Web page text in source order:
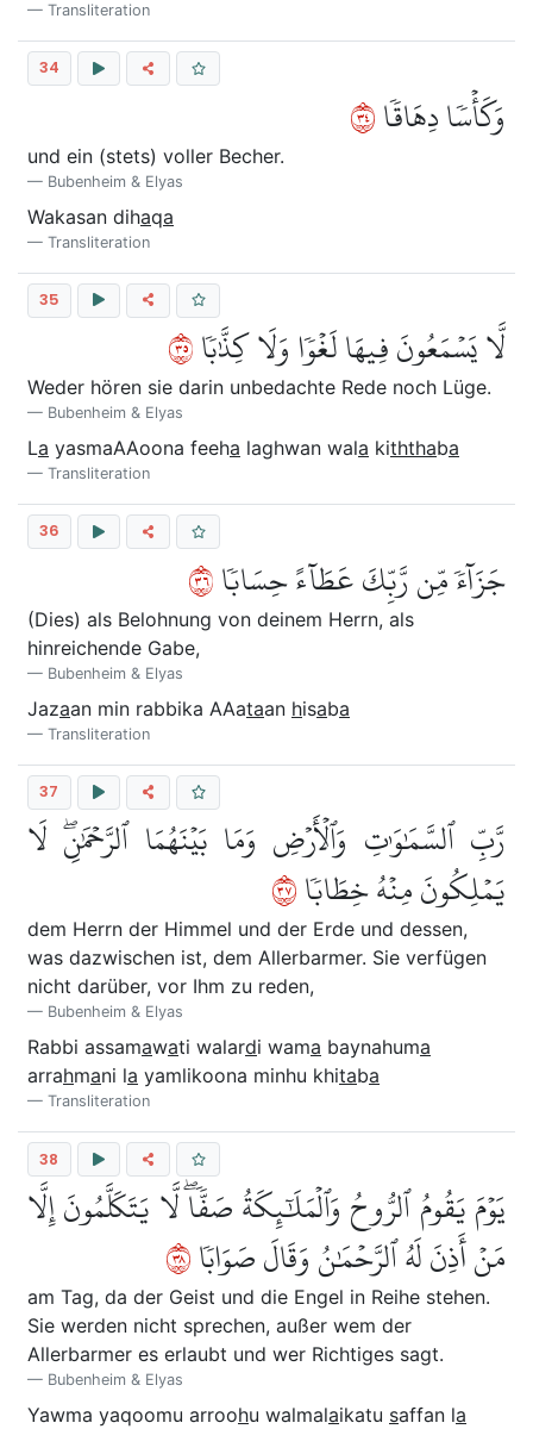
Transliteration
34
وَكَأۡسٗا دِهَاقٗا٤٣
und ein (stets) voller Becher.
Bubenheim & Elyas
Wakasan dihaqa
Transliteration
35
لَّا يَسۡمَعُونَ فِيهَا لَغۡوٗا وَلَا كِذَّٰبٗا٥٣
Weder hören sie darin unbedachte Rede noch Lüge.
Bubenheim & Elyas
La yasmaAAoona feeha laghwan wala kiththaba
Transliteration
36
جَزَآءٗ مِّن رَّبِّكَ عَطَآءً حِسَابٗا٦٣
(Dies) als Belohnung von deinem Herrn, als
hinreichende Gabe,
Bubenheim & Elyas
Jazaan min rabbika AAataan hisaba
Transliteration
37
رَّبِّ ٱلسَّمَٰوَٰتِ وَٱلۡأَرۡضِ وَمَا بَيۡنَهُمَا ٱلرَّحۡمَٰنِۖ لَا
يَمۡلِكُونَ مِنۡهُ خِطَابٗا٧٣
dem Herrn der Himmel und der Erde und dessen,
was dazwischen ist, dem Allerbarmer. Sie verfügen
nicht darüber, vor Ihm zu reden,
Bubenheim & Elyas
Rabbi assamawati walardi wama baynahuma
arrahmani la yamlikoona minhu khitaba
Transliteration
38
يَوۡمَ يَقُومُ ٱلرُّوحُ وَٱلۡمَلَٰٓئِكَةُ صَفّٗاۖ لَّا يَتَكَلَّمُونَ إِلَّا
مَنۡ أَذِنَ لَهُ ٱلرَّحۡمَٰنُ وَقَالَ صَوَابٗا٨٣
am Tag, da der Geist und die Engel in Reihe stehen.
Sie werden nicht sprechen, außer wem der
Allerbarmer es erlaubt und wer Richtiges sagt.
Bubenheim & Elyas
Yawma yaqoomu arroohu walmalaikatu saffan la